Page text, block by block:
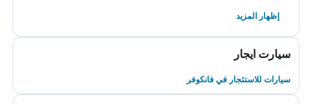
إظهار المزيد
سيارت ايجار
سيارات للاستئجار في فانكوفر